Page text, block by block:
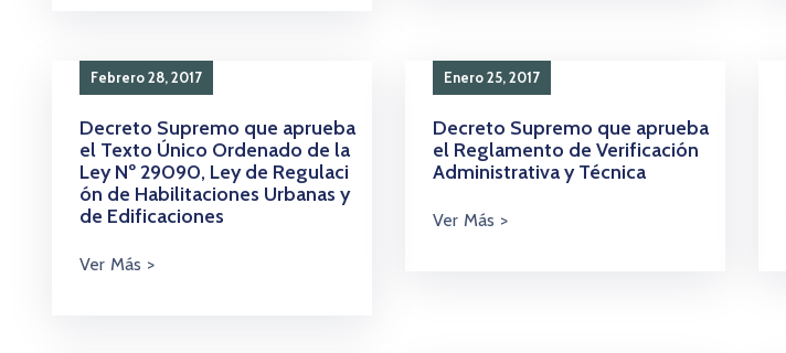
Febrero 28, 2017
Decreto Supremo que aprueba
el Texto Único Ordenado de la
Ley Nº 29090, Ley de Regulaci
ón de Habilitaciones Urbanas y
de Edificaciones
Enero 25, 2017
Decreto Supremo que aprueba
el Reglamento de Verificación
Administrativa y Técnica